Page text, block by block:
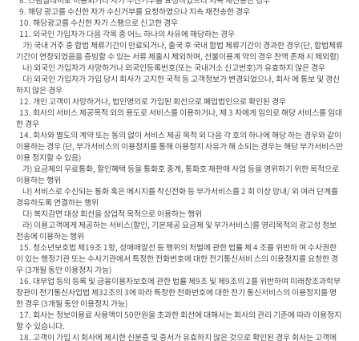
기간이 연장되었음을 증빙할 수 있는 서류 제출시 제외하며, 선불이용계 약의 경우 잔액 존재 시 제외함)
하지 않은 경우
한 경우
이용하는 경우 (단, 부가서비스의 이용정지를 통해 이용정지 사유가 해 소되는 경우는 해당 부가서비스만
이용 정지할 수 있음)
이용하는 행위
경유하도록 연결하는 행위
전송에 이용하는 행위
이 있는 행정기관 또는 수사기관에서 특정한 전화번호에 대한 전기통신서비 스의 이용정지를 요청한 경
우 (3개월 동안 이용정지 가능)
장관이 전기통신사업법 제32조의 3에 따라 특정한 전화번호에 대한 전기 통신서비스의 이용정지를 명
한 경우 (3개월 동안 이용정지 가능)
할 수 있습니다.